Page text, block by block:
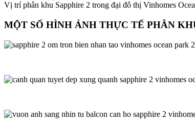
Vị trí phân khu Sapphire 2 trong đại đô thị Vinhomes
MỘT SỐ HÌNH ẢNH THỰC TẾ PHÂN